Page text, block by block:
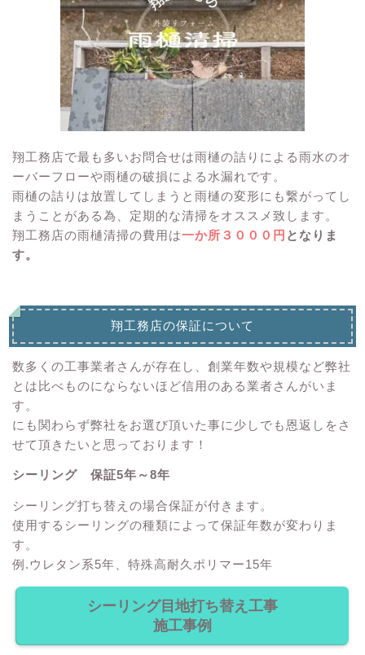
翔工務店で最も多いお問合せは雨樋の詰りによる雨水のオ
ーバーフローや雨樋の破損による水漏れです。
雨樋の詰りは放置してしまうと雨樋の変形にも繋がってし
まうことがある為、定期的な清掃をオススメ致します。
翔工務店の雨樋清掃の費用は一か所３０００円 となりま
す。
翔工務店の保証について
数多くの工事業者さんが存在し、創業年数や規模など弊社
とは比べものにならないほど信用のある業者さんがいま
す。
にも関わらず弊社をお選び頂いた事に少しでも恩返しをさ
せて頂きたいと思っております！
シーリング 保証5年～8年
シーリング打ち替えの場合保証が付きます。
使用するシーリングの種類によって保証年数が変わりま
す。
例.ウレタン系5年、特殊高耐久ポリマー15年
シーリング目地打ち替え工事
施工事例